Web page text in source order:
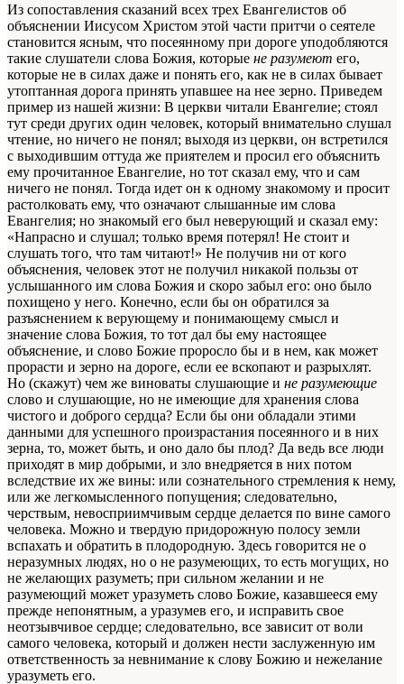
Из сопоставления сказаний всех трех Евангелистов об
объяснении Иисусом Христом этой части притчи о сеятеле
становится ясным, что посеянному при дороге уподобляются
такие слушатели слова Божия, которые не разумеют его,
которые не в силах даже и понять его, как не в силах бывает
утоптанная дорога принять упавшее на нее зерно. Приведем
пример из нашей жизни: В церкви читали Евангелие; стоял
тут среди других один человек, который внимательно слушал
чтение, но ничего не понял; выходя из церкви, он встретился
с выходившим оттуда же приятелем и просил его объяснить
ему прочитанное Евангелие, но тот сказал ему, что и сам
ничего не понял. Тогда идет он к одному знакомому и просит
растолковать ему, что означают слышанные им слова
Евангелия; но знакомый его был неверующий и сказал ему:
«Напрасно и слушал; только время потерял! Не стоит и
слушать того, что там читают!» Не получив ни от кого
объяснения, человек этот не получил никакой пользы от
услышанного им слова Божия и скоро забыл его: оно было
похищено у него. Конечно, если бы он обратился за
разъяснением к верующему и понимающему смысл и
значение слова Божия, то тот дал бы ему настоящее
объяснение, и слово Божие проросло бы и в нем, как может
прорасти и зерно на дороге, если ее вскопают и разрыхлят.
Но (скажут) чем же виноваты слушающие и не разумеющие
слово и слушающие, но не имеющие для хранения слова
чистого и доброго сердца? Если бы они обладали этими
данными для успешного произрастания посеянного и в них
зерна, то, может быть, и оно дало бы плод? Да ведь все люди
приходят в мир добрыми, и зло внедряется в них потом
вследствие их же вины: или сознательного стремления к нему,
или же легкомысленного попущения; следовательно,
черствым, невосприимчивым сердце делается по вине самого
человека. Можно и твердую придорожную полосу земли
вспахать и обратить в плодородную. Здесь говорится не о
неразумных людях, но о не разумеющих, то есть могущих, но
не желающих разуметь; при сильном желании и не
разумеющий может уразуметь слово Божие, казавшееся ему
прежде непонятным, а уразумев его, и исправить свое
неотзывчивое сердце; следовательно, все зависит от воли
самого человека, который и должен нести заслуженную им
ответственность за невнимание к слову Божию и нежелание
уразуметь его.